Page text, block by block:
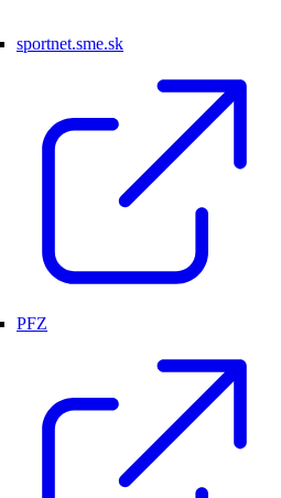
sportnet.sme.sk
PFZ